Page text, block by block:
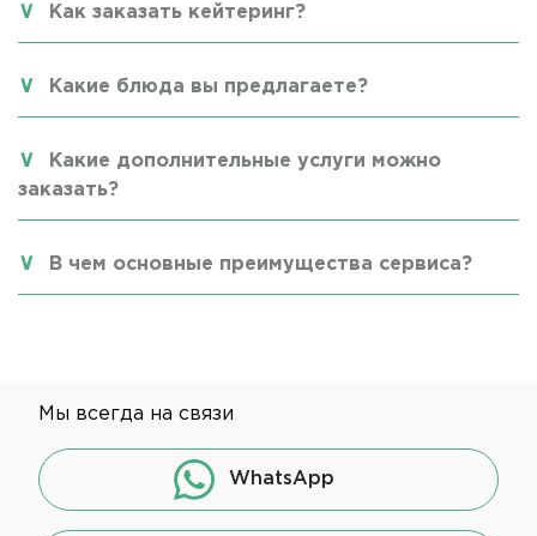
Как заказать кейтеринг?
Какие блюда вы предлагаете?
Какие дополнительные услуги можно
заказать?
В чем основные преимущества сервиса?
Мы всегда на связи
WhatsApp